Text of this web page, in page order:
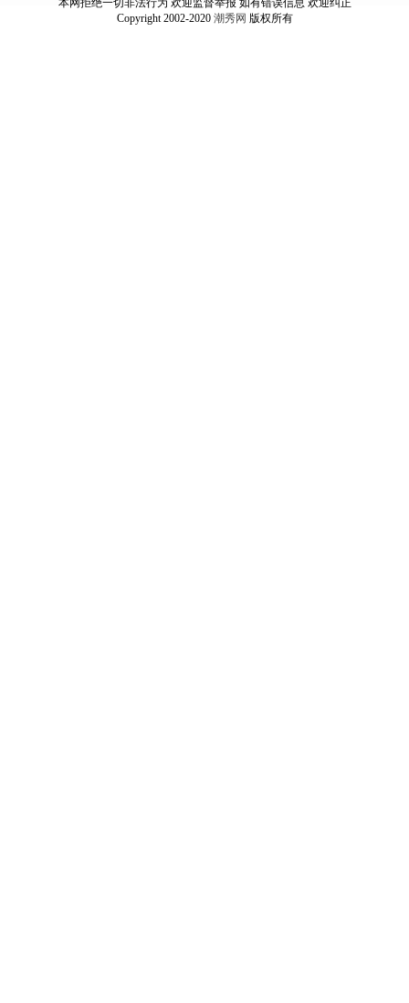
本网拒绝一切非法行为 欢迎监督举报 如有错误信息 欢迎纠正
Copyright 2002-2020 潮秀网 版权所有